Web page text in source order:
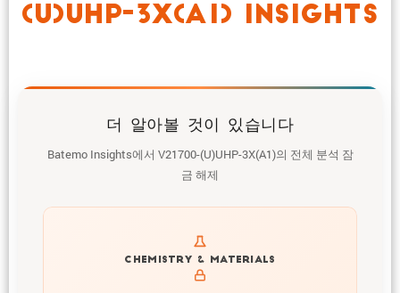
(U)UHP-3X(A1) INSIGHTS
더 알아볼 것이 있습니다
Batemo Insights에서 V21700-(U)UHP-3X(A1)의 전체 분석 잠
금 해제
CHEMISTRY & MATERIALS
Get to know active materials for the V21700-(U)UHP-
3X(A1)